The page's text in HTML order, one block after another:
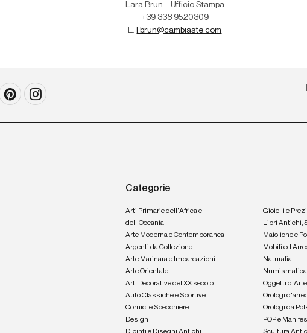
Lara Brun – Ufficio Stampa
+39 338 9520309
E. l.brun@cambiaste.com
Categorie
Arti Primarie dell'Africa e
dell'Oceania
Arte Moderna e Contemporanea
Argenti da Collezione
Arte Marinara e Imbarcazioni
Arte Orientale
Arti Decorative del XX secolo
Auto Classiche e Sportive
Cornici e Specchiere
Design
Gioielli e
Libri Antichi,
Maioliche e
Mobili ed
Naturalia
Numismatica
Oggetti d'Arte
Orologi
Orologi da
POP e